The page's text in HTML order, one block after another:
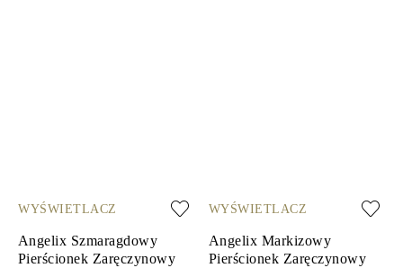
WYŚWIETLACZ
Angelix Szmaragdowy
Pierścionek Zaręczynowy
WYŚWIETLACZ
Angelix Markizowy
Pierścionek Zaręczynowy